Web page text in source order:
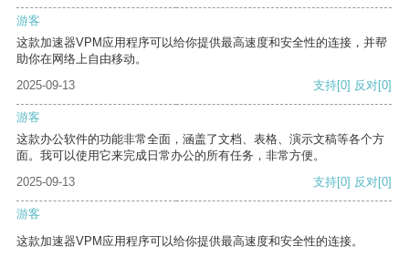
游客
这款加速器VPM应用程序可以给你提供最高速度和安全性的连接，并帮
助你在网络上自由移动。
2025-09-13
支持[0] 反对[0]
游客
这款办公软件的功能非常全面，涵盖了文档、表格、演示文稿等各个方
面。我可以使用它来完成日常办公的所有任务，非常方便。
2025-09-13
支持[0] 反对[0]
游客
这款加速器VPM应用程序可以给你提供最高速度和安全性的连接。